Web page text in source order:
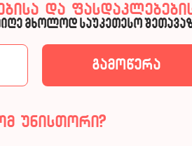
და
მხოლოდ საუკეთესო
უნისთორი?